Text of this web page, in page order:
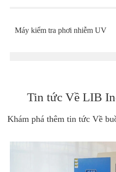
Máy kiểm tra phơi nhiễm UV
Tin tức Về LIB
Khám phá thêm tin tức Về